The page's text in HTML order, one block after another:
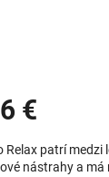
€
cena:
Relax patrí medzi
nástrahy a